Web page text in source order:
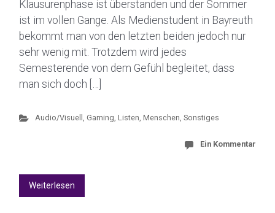
Klausurenphase ist überstanden und der Sommer
ist im vollen Gange. Als Medienstudent in Bayreuth
bekommt man von den letzten beiden jedoch nur
sehr wenig mit. Trotzdem wird jedes
Semesterende von dem Gefühl begleitet, dass
man sich doch […]
Audio/Visuell , Gaming, Listen, Menschen, Sonstiges
Ein Kommentar
Weiterlesen